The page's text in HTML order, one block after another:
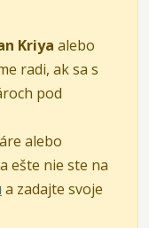
Kriya alebo
radi, ak sa s
pod
alebo
ešte nie ste na
a zadajte svoje